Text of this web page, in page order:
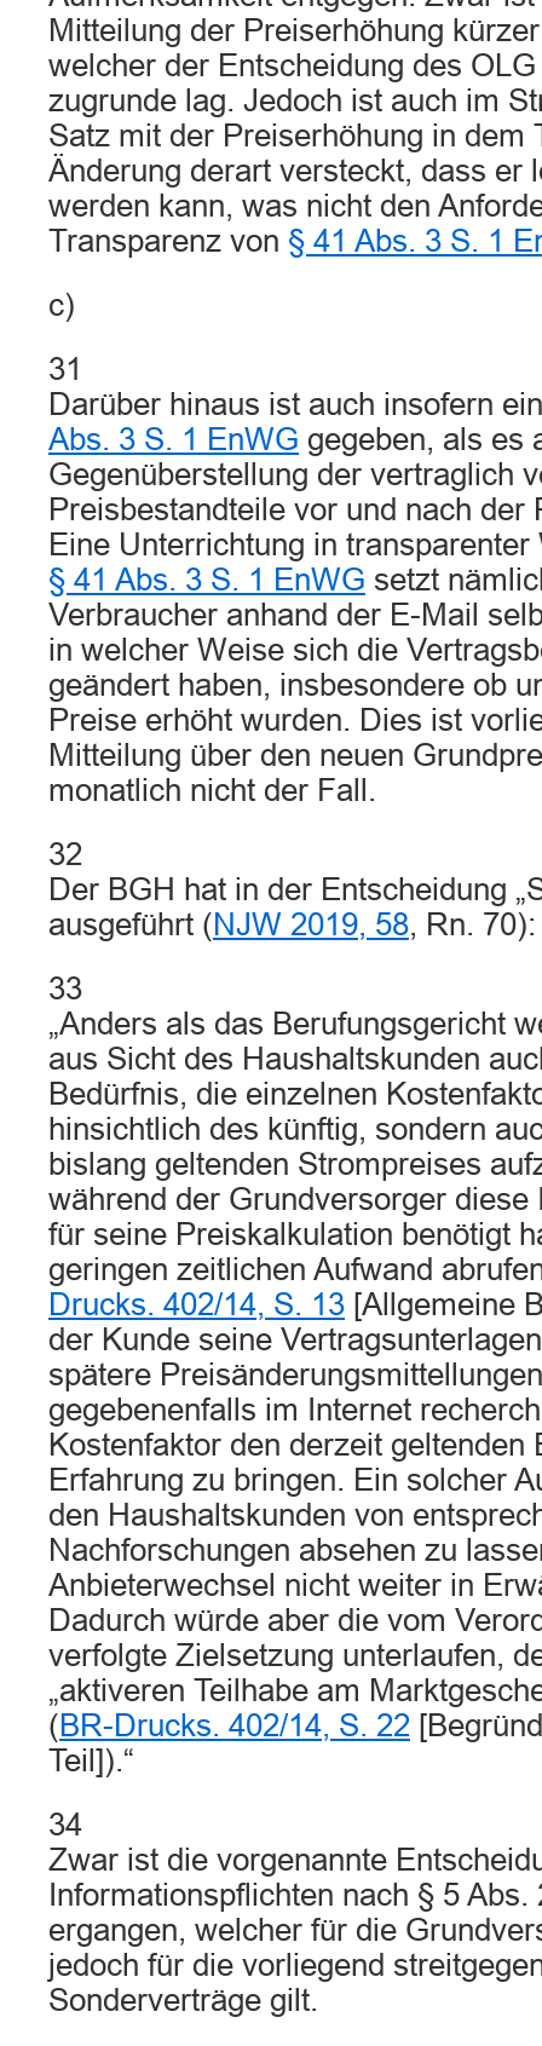
Mitteilung der Preiserhöhung
welcher der Entscheidung des
zugrunde lag. Jedoch ist auch im
Satz mit der Preiserhöhung in dem
Änderung derart versteckt, dass er
werden kann, was nicht den
Transparenz von § 41 Abs. 3 S. 1
c)
31
Darüber hinaus ist auch insofern
Abs. 3 S. 1 EnWG gegeben, als es
Gegenüberstellung der vertraglich
Preisbestandteile vor und nach der
Eine Unterrichtung in
§ 41 Abs. 3 S. 1 EnWG setzt
Verbraucher anhand der E-Mail
in welcher Weise sich die
geändert haben, insbesondere ob
Preise erhöht wurden. Dies ist
Mitteilung über den neuen
monatlich nicht der Fall.
32
Der BGH hat in der Entscheidung
ausgeführt (NJW 2019, 58, Rn. 70):
33
„Anders als das Berufungsgericht
aus Sicht des Haushaltskunden
Bedürfnis, die einzelnen
hinsichtlich des künftig, sondern
bislang geltenden Strompreises
während der Grundversorger diese
für seine Preiskalkulation benötigt
geringen zeitlichen Aufwand
Drucks. 402/14, S. 13 [Allgemeine
der Kunde seine
spätere
gegebenenfalls im Internet
Kostenfaktor den derzeit geltenden
Erfahrung zu bringen. Ein solcher
den Haushaltskunden von
Nachforschungen absehen zu
Anbieterwechsel nicht weiter in
Dadurch würde aber die vom
verfolgte Zielsetzung unterlaufen,
„aktiveren Teilhabe am
(BR-Drucks. 402/14, S. 22
Teil]).“
34
Zwar ist die vorgenannte
Informationspflichten nach § 5
ergangen, welcher für die
jedoch für die vorliegend
Sonderverträge gilt.